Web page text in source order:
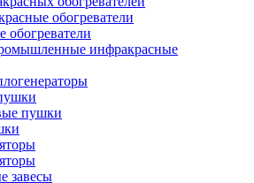
обогреватели
обогреватели
инфракрасные
пушки
завесы